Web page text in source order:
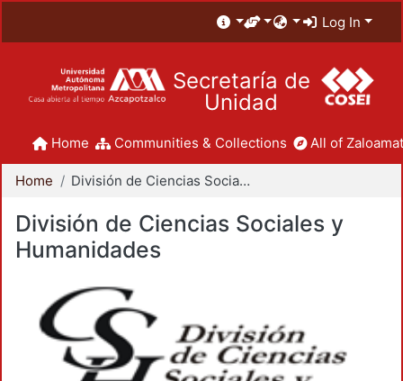
Log In
Secretaría de
Unidad
Home Communities & Collections All of
Home División de Ciencias Sociales y Humanidades
División de Ciencias Sociales y
Humanidades